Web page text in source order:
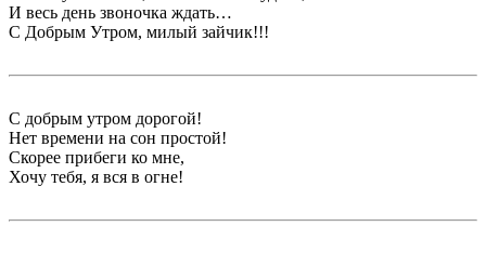
И весь день звоночка ждать…
С Добрым Утром, милый зайчик!!!
С добрым утром дорогой!
Нет времени на сон простой!
Скорее прибеги ко мне,
Хочу тебя, я вся в огне!